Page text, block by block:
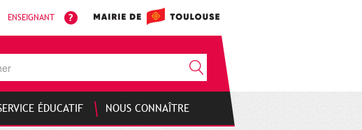
ENSEIGNANT
ÉDUCATIF NOUS CONNAÎTRE